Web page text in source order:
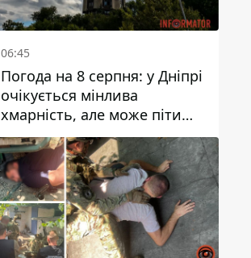
06:45
Погода на 8 серпня: у Дніпрі
очікується мінлива
хмарність, але може піти
дощ